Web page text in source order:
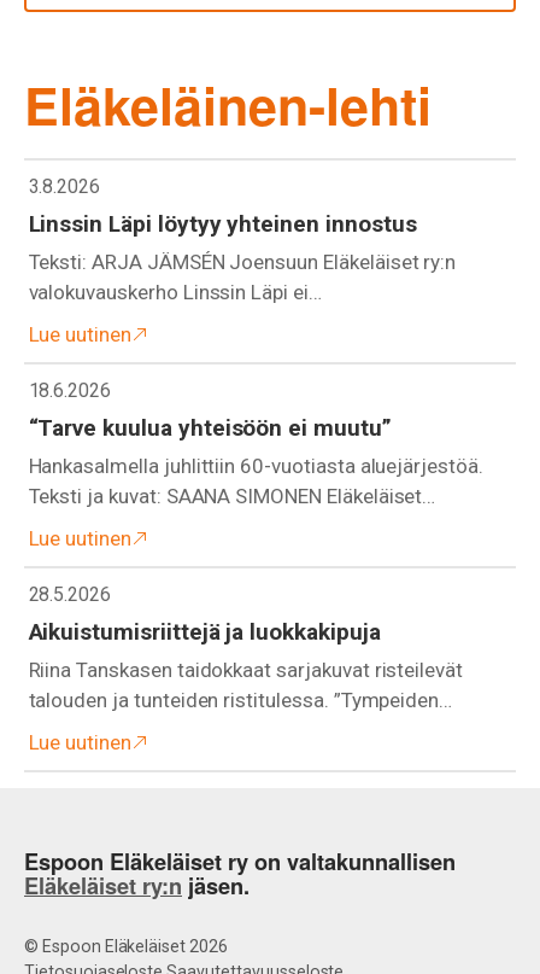
Eläkeläinen-lehti
3.8.2026
Linssin Läpi löytyy yhteinen innostus
Teksti: ARJA JÄMSÉN Joensuun Eläkeläiset ry:n
valokuvauskerho Linssin Läpi ei…
Lue uutinen
18.6.2026
“Tarve kuulua yhteisöön ei muutu”
Hankasalmella juhlittiin 60-vuotiasta aluejärjestöä.
Teksti ja kuvat: SAANA SIMONEN Eläkeläiset…
Lue uutinen
28.5.2026
Aikuistumisriittejä ja luokkakipuja
Riina Tanskasen taidokkaat sarjakuvat risteilevät
talouden ja tunteiden ristitulessa. ”Tympeiden…
Lue uutinen
Espoon Eläkeläiset ry on valtakunnallisen
Eläkeläiset ry:n jäsen.
© Espoon Eläkeläiset 2026